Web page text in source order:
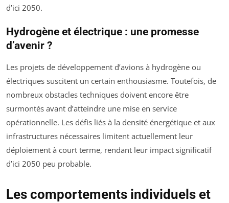
d’ici 2050.
Hydrogène et électrique : une promesse
d’avenir ?
Les projets de développement d’avions à hydrogène ou
électriques suscitent un certain enthousiasme. Toutefois, de
nombreux obstacles techniques doivent encore être
surmontés avant d’atteindre une mise en service
opérationnelle. Les défis liés à la densité énergétique et aux
infrastructures nécessaires limitent actuellement leur
déploiement à court terme, rendant leur impact significatif
d’ici 2050 peu probable.
Les comportements individuels et